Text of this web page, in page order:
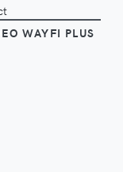
WAYFI PLUS